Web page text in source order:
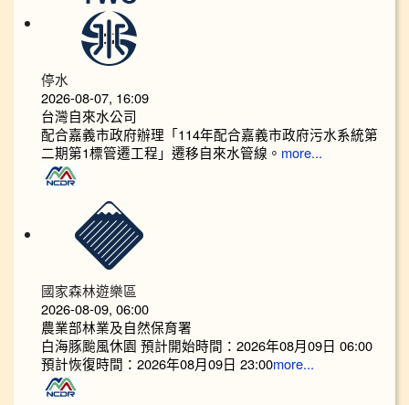
停水
2026-08-07, 16:09
台灣自來水公司
配合嘉義市政府辦理「114年配合嘉義市政府污水系統第
二期第1標管遷工程」遷移自來水管線。 more...
國家森林遊樂區
2026-08-09, 06:00
農業部林業及自然保育署
白海豚颱風休園 預計開始時間：2026年08月09日 06:00
預計恢復時間：2026年08月09日 23:00more...